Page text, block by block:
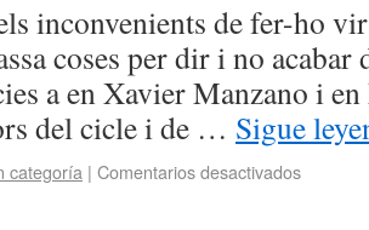
inconvenients de fer-ho
coses per dir i no
a en Xavier Manzano i
del cicle i de … Sigue
categoría | Comentarios desactivados